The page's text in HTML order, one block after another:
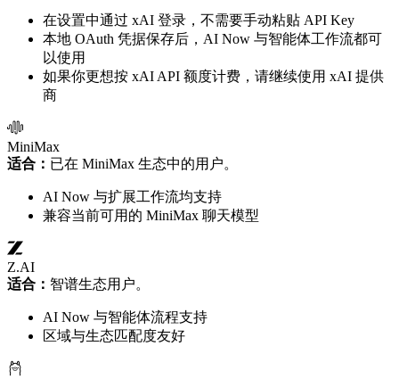
在设置中通过 xAI 登录，不需要手动粘贴 API Key
本地 OAuth 凭据保存后，AI Now 与智能体工作流都可
以使用
如果你更想按 xAI API 额度计费，请继续使用 xAI 提供
商
MiniMax
适合： 已在 MiniMax 生态中的用户。
AI Now 与扩展工作流均支持
兼容当前可用的 MiniMax 聊天模型
Z.AI
适合： 智谱生态用户。
AI Now 与智能体流程支持
区域与生态匹配度友好